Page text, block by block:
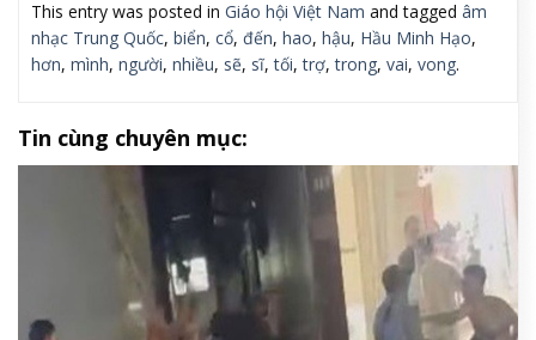
This entry was posted in Giáo hội Việt Nam and tagged âm
nhạc Trung Quốc, biển, cổ, đến, hao, hậu, Hầu Minh Hạo,
hơn, mình, người, nhiều, sẽ, sĩ,tối,trợ,trong, vai, vong.
Tin cùng chuyên mục: